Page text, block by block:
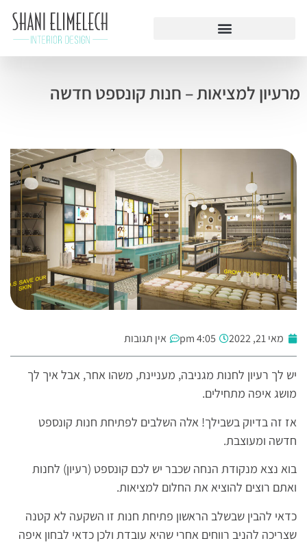
מרעיון למציאות – חנות קונספט חדשה
מאי 21, 2022 4:05 pm אין תגובות
יש לך רעיון לחנות מגניבה, מעניינת, משהו אחר, אבל איך לך
מושג איפה מתחילים.
אז זה בדיוק בשבילך! אלה השלבים לפתיחת חנות קונספט
חדשה ומעוצבת.
בוא נצא מנקודת הנחה שכבר יש לכם קונספט (רעיון) לחנות
ואתם רוצים להוציא את החלום למציאות.
כדאי להבין שבשלב הראשון פתיחת חנות זו השקעה לא קטנה
שצריכה להניב רווחים אחרי שהיא עובדת ולכן כדאי לבחון איפה